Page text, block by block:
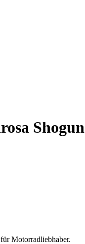
Shogun
Motorradliebhaber.